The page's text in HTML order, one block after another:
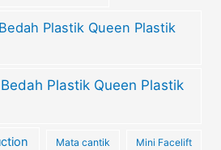
Plastik Queen Plastik
Plastik Queen Plastik
Mata cantik Mini Facelift